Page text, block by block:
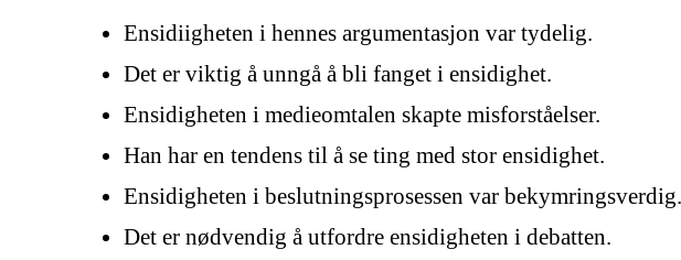
Ensidiigheten i hennes argumentasjon var tydelig.
Det er viktig å unngå å bli fanget i ensidighet.
Ensidigheten i medieomtalen skapte misforståelser.
Han har en tendens til å se ting med stor ensidighet.
Ensidigheten i beslutningsprosessen var bekymringsverdig.
Det er nødvendig å utfordre ensidigheten i debatten.